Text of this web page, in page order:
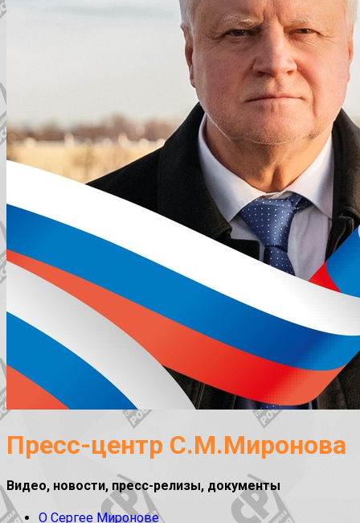
Пресс-центр С.М.Миронова
Видео, новости, пресс-релизы, документы
О Сергее Миронове